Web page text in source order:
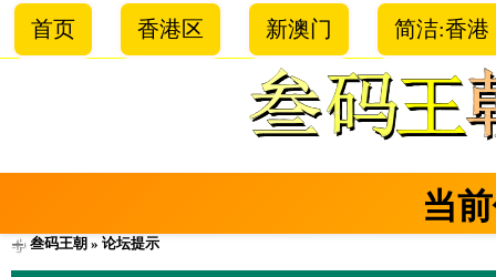
首页 香港区 新澳门 简洁:香港
当
叁码王朝 » 论坛提示